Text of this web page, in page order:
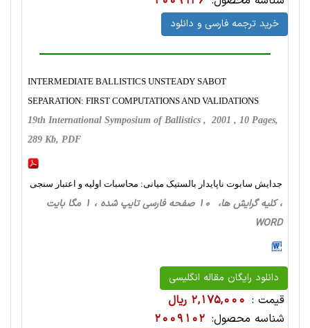
خرید ترجمه فارسی و دانلود
INTERMEDIATE BALLISTICS UNSTEADY SABOT
SEPARATION: FIRST COMPUTATIONS AND VALIDATIONS
19th International Symposium of Ballistics , 2001 , 10 Pages,
289 Kb, PDF
جدایش سابوت ناپایدار بالستیک میانی: محاسبات اولیه و اعتبار سنجی
، کلیه گرایش ها، 10 صفحه فارسی تایپ شده ، 1 مگا بایت
WORD
دانلود رایگان مقاله انگلیسی
قیمت : 2,175,000 ریال
شناسه محصول: 2009102